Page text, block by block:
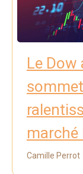
Le
marché
Camille Perrot